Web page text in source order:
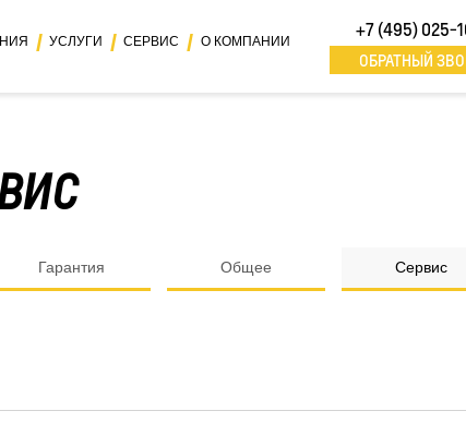
УСЛУГИ СЕРВИС О КОМПАНИИ
+7 (495) 025-
ОБРАТНЫЙ
Гарантия Общее Сервис